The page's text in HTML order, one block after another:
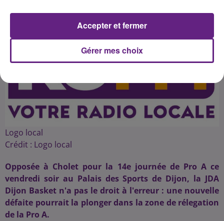
Logo local
Crédit : Logo local
Opposée à Cholet pour la 14e journée de Pro A ce
vendredi soir au Palais des Sports de Dijon, la JDA
Dijon Basket n'a pas le droit à l'erreur : une nouvelle
défaite pourrait la plonger dans la zone de rélegation
de la Pro A.
Gérer mes choix
Accepter et fermer